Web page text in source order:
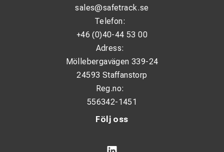
Följ oss
sales@safetrack.se
Telefon:
+46 (0)40-44 53 00
Adress:
Möllebergavägen 339-24
24593 Staffanstorp
Reg.no:
556342-1451